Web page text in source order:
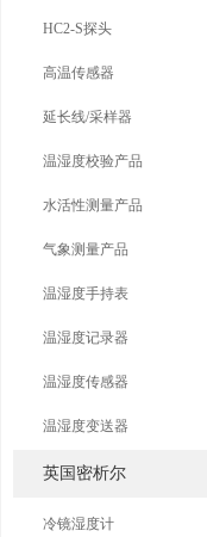
HC2-S探头
高温传感器
延长线/采样器
温湿度校验产品
水活性测量产品
气象测量产品
温湿度手持表
温湿度记录器
温湿度传感器
温湿度变送器
英国密析尔
冷镜湿度计